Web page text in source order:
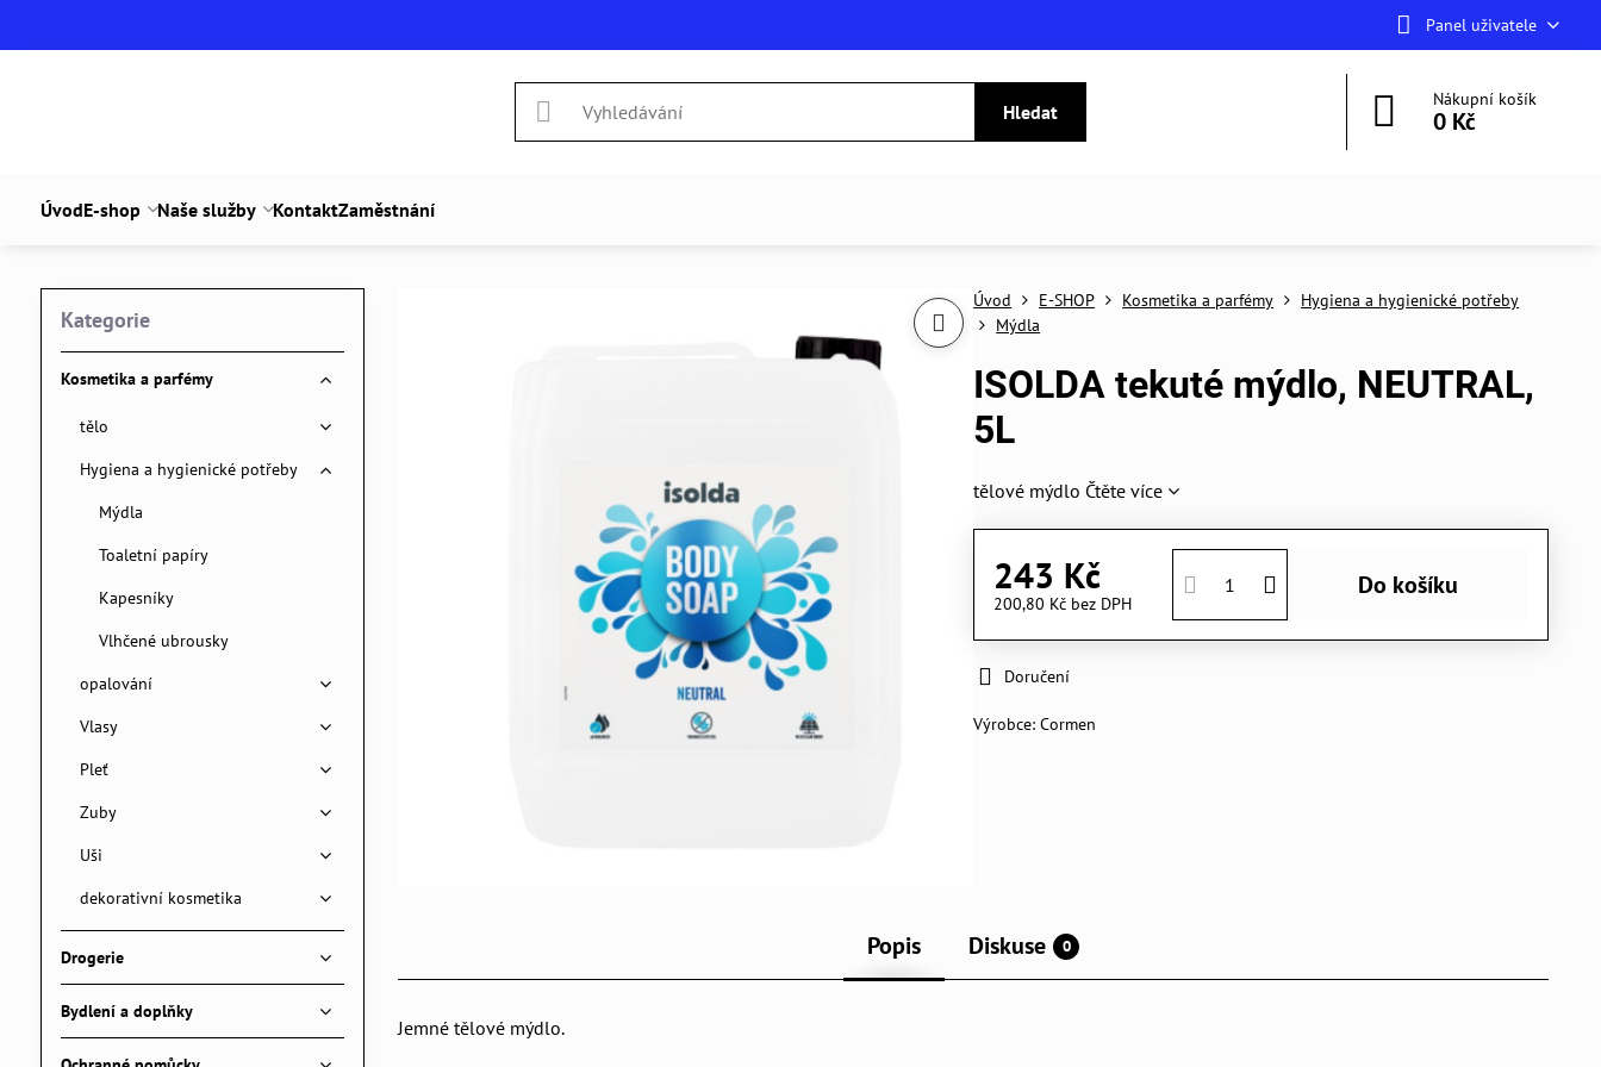
Panel uživatele
Hledat
Nákupní košík
0 Kč
ÚvodE-shop Naše služby KontaktZaměstnání
Úvod E-SHOP Kosmetika a parfémy
Hygiena a hygienické potřeby
Mýdla
ISOLDA tekuté mýdlo, NEUTRAL,
5L
tělové mýdlo Čtěte více
243 Kč
200,80 Kč bez DPH
Do košíku
Doručení
Výrobce:Cormen
Popis Diskuse 0
Jemné tělové mýdlo.
Kategorie
Kosmetika a parfémy
tělo
Hygiena a hygienické potřeby
Mýdla
Toaletní papíry
Kapesníky
Vlhčené ubrousky
opalování
Vlasy
Pleť
Zuby
Uši
dekorativní kosmetika
Drogerie
Bydlení a doplňky